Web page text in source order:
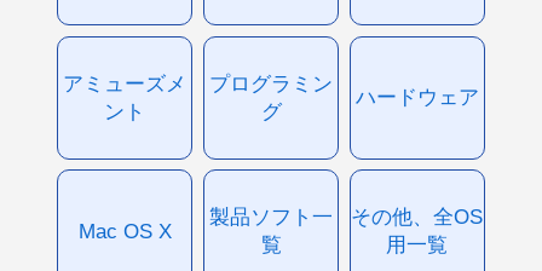
アミューズメ
ント
プログラミン
グ
ハードウェア
Mac OS X
製品ソフト一
覧
その他、全OS
用一覧